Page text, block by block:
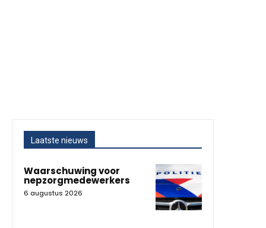
Laatste nieuws
Waarschuwing voor
nepzorgmedewerkers
6 augustus 2026